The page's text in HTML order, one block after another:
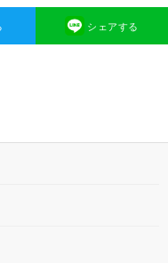
シェアする